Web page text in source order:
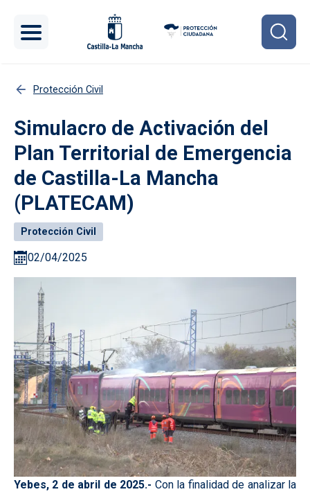
Protección Civil
Simulacro de Activación del
Plan Territorial de Emergencia
de Castilla-La Mancha
(PLATECAM)
Protección Civil
02/04/2025
Yebes, 2 de abril de 2025.- Con la finalidad de analizar la